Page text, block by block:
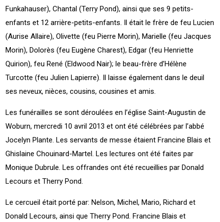
Funkahauser), Chantal (Terry Pond), ainsi que ses 9 petits-
enfants et 12 arrière-petits-enfants. Il était le frère de feu Lucien
(Aurise Allaire), Olivette (feu Pierre Morin), Marielle (feu Jacques
Morin), Dolorès (feu Eugène Charest), Edgar (feu Henriette
Quirion), feu René (Eldwood Nair); le beau-frère d’Hélène
Turcotte (feu Julien Lapierre). Il laisse également dans le deuil
ses neveux, nièces, cousins, cousines et amis.
Les funérailles se sont déroulées en l’église Saint-Augustin de
Woburn, mercredi 10 avril 2013 et ont été célébrées par l’abbé
Jocelyn Plante. Les servants de messe étaient Francine Blais et
Ghislaine Chouinard-Martel. Les lectures ont été faites par
Monique Dubrule. Les offrandes ont été recueillies par Donald
Lecours et Therry Pond.
Le cercueil était porté par: Nelson, Michel, Mario, Richard et
Donald Lecours, ainsi que Therry Pond. Francine Blais et